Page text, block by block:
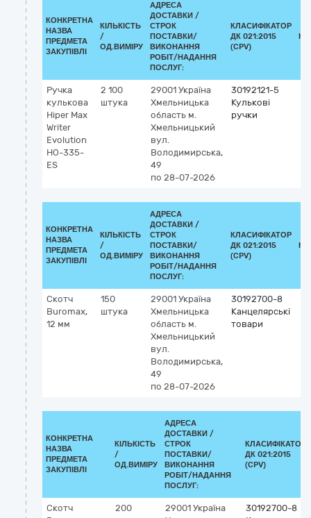
КОНКРЕТНА
НАЗВА
ПРЕДМЕТА
ЗАКУПІВЛІ
КІЛЬКІСТЬ
/
ОД.ВИМІРУ
АДРЕСА
ДОСТАВКИ /
СТРОК
ПОСТАВКИ/
ВИКОНАННЯ
РОБІТ/НАДАННЯ
ПОСЛУГ:
КЛАСИФІКАТОР
ДК 021:2015
(CPV)
Ручка
кулькова
Hiper Max
Writer
Evolution
HO-335-
ES
2 100
штука
29001 Україна
Хмельницька
область м.
Хмельницький
вул.
Володимирська,
49
по 28-07-2026
30192121-5
Кулькові
ручки
КОНКРЕТНА
НАЗВА
ПРЕДМЕТА
ЗАКУПІВЛІ
КІЛЬКІСТЬ
/
ОД.ВИМІРУ
АДРЕСА
ДОСТАВКИ /
СТРОК
ПОСТАВКИ/
ВИКОНАННЯ
РОБІТ/НАДАННЯ
ПОСЛУГ:
КЛАСИФІКАТОР
ДК 021:2015
(CPV)
Скотч
Buromax,
12 мм
150
штука
29001 Україна
Хмельницька
область м.
Хмельницький
вул.
Володимирська,
49
по 28-07-2026
30192700-8
Канцелярські
товари
КОНКРЕТНА
НАЗВА
ПРЕДМЕТА
ЗАКУПІВЛІ
КІЛЬКІСТЬ
/
ОД.ВИМІРУ
АДРЕСА
ДОСТАВКИ /
СТРОК
ПОСТАВКИ/
ВИКОНАННЯ
РОБІТ/НАДАННЯ
ПОСЛУГ:
КЛАСИФІКАТОР
ДК 021:2015
(CPV)
Скотч
200
29001 Україна
30192700-8